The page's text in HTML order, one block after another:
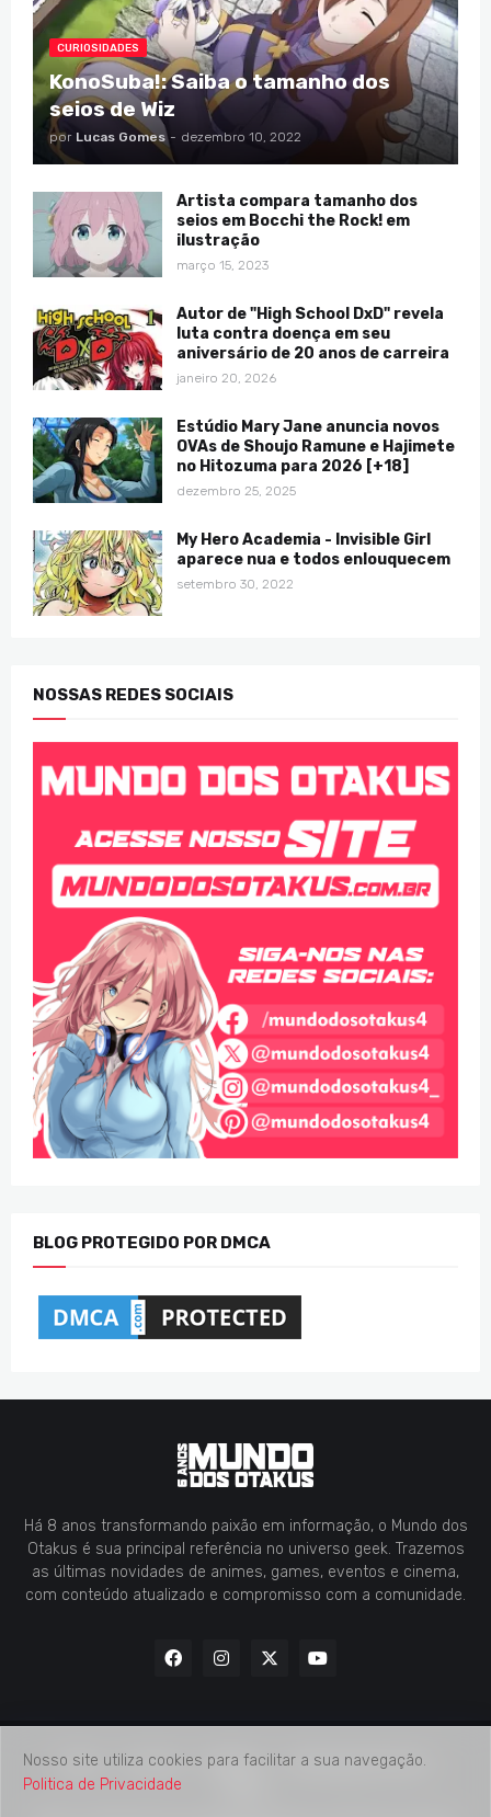
CURIOSIDADES
KonoSuba!: Saiba o tamanho dos
seios de Wiz
por Lucas Gomes - dezembro 10, 2022
Artista compara tamanho dos
seios em Bocchi the Rock! em
ilustração
março 15, 2023
Autor de "High School DxD" revela
luta contra doença em seu
aniversário de 20 anos de carreira
janeiro 20, 2026
Estúdio Mary Jane anuncia novos
OVAs de Shoujo Ramune e Hajimete
no Hitozuma para 2026 [+18]
dezembro 25, 2025
My Hero Academia - Invisible Girl
aparece nua e todos enlouquecem
setembro 30, 2022
NOSSAS REDES SOCIAIS
BLOG PROTEGIDO POR DMCA
Há 8 anos transformando paixão em informação, o Mundo dos
Otakus é sua principal referência no universo geek. Trazemos
as últimas novidades de animes, games, eventos e cinema,
com conteúdo atualizado e compromisso com a comunidade.
Home Contato Midia Kit
Verificação de Fatos
Nosso site utiliza cookies para facilitar a sua navegação.
Politica de Privacidade